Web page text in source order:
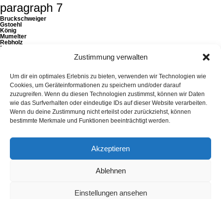
Zustimmung verwalten
Um dir ein optimales Erlebnis zu bieten, verwenden wir Technologien wie
Cookies, um Geräteinformationen zu speichern und/oder darauf
zuzugreifen. Wenn du diesen Technologien zustimmst, können wir Daten
wie das Surfverhalten oder eindeutige IDs auf dieser Website verarbeiten.
Wenn du deine Zustimmung nicht erteilst oder zurückziehst, können
bestimmte Merkmale und Funktionen beeinträchtigt werden.
Akzeptieren
Ablehnen
Einstellungen ansehen
paragraph 7
Bruckschweiger
Gstoehl
König
Mumelter
Rebholz
Zechberger
Landstrasse 60
Postfach 343
9490 Vaduz
Liechtenstein
T+423 220 20 00
F +423 220 20 01
office@paragraph7.com
Fachbereiche
Team